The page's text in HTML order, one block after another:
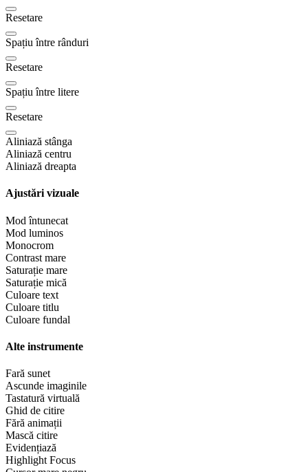
Resetare
Spațiu între rânduri
Resetare
Spațiu între litere
Resetare
Aliniază stânga
Aliniază centru
Aliniază dreapta
Ajustări vizuale
Mod întunecat
Mod luminos
Monocrom
Contrast mare
Saturație mare
Saturație mică
Culoare text
Culoare titlu
Culoare fundal
Alte instrumente
Fară sunet
Ascunde imaginile
Tastatură virtuală
Ghid de citire
Fără animații
Mască citire
Evidențiază
Highlight Focus